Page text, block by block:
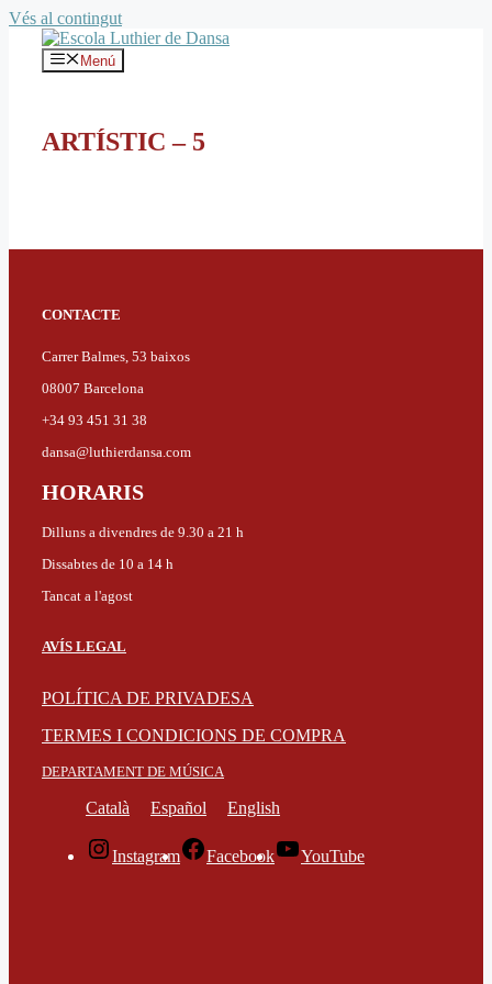
Vés al contingut
Menú
ARTÍSTIC – 5
CONTACTE
Carrer Balmes, 53 baixos
08007 Barcelona
+34 93 451 31 38
dansa@luthierdansa.com
HORARIS
Dilluns a divendres de 9.30 a 21 h
Dissabtes de 10 a 14 h
Tancat a l'agost
AVÍS LEGAL
POLÍTICA DE PRIVADESA
TERMES I CONDICIONS DE COMPRA
DEPARTAMENT DE MÚSICA
Català Español English
Instagram Facebook YouTube